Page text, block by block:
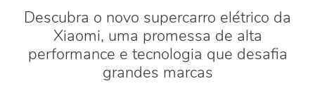
Descubra o novo supercarro elétrico da
Xiaomi, uma promessa de alta
performance e tecnologia que desafia
grandes marcas